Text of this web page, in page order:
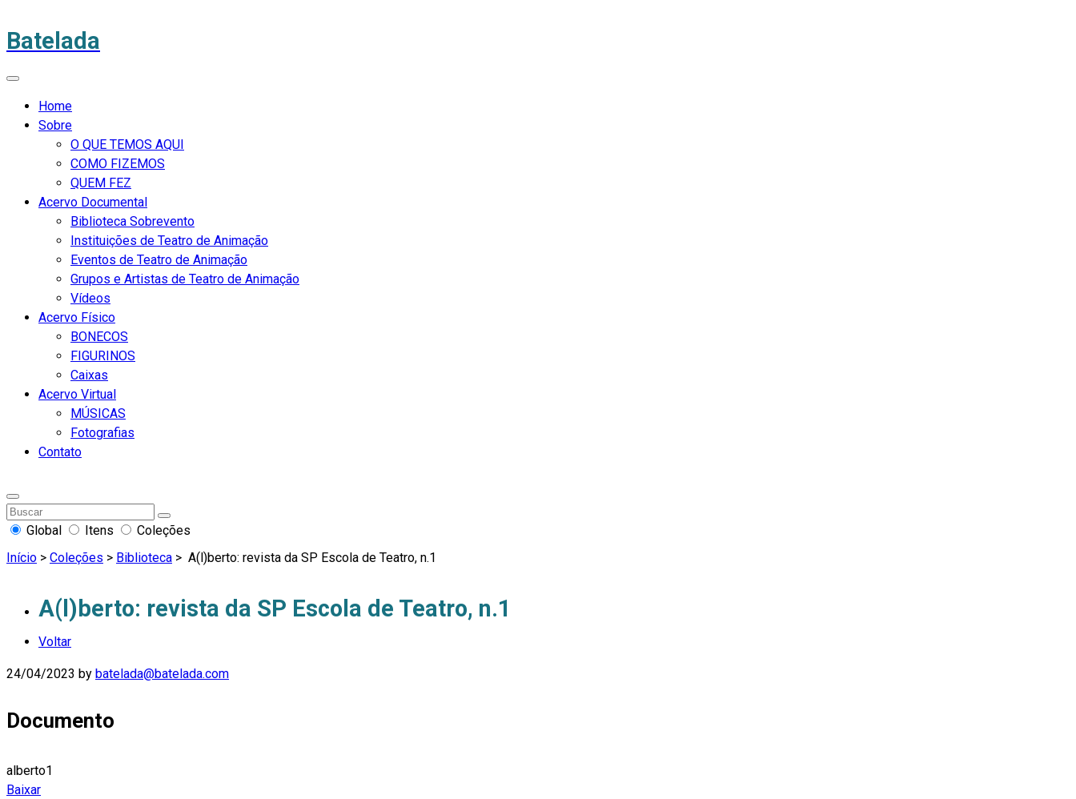
Batelada
Home
Sobre
O QUE TEMOS AQUI
COMO FIZEMOS
QUEM FEZ
Acervo Documental
Biblioteca Sobrevento
Instituições de Teatro de Animação
Eventos de Teatro de Animação
Grupos e Artistas de Teatro de Animação
Vídeos
Acervo Físico
BONECOS
FIGURINOS
Caixas
Acervo Virtual
MÚSICAS
Fotografias
Contato
Global Itens
Coleções
Início > Coleções > Biblioteca > A(l)berto: revista da SP Escola de Teatro, n.1
A(l)berto: revista da SP Escola de Teatro, n.1
Voltar
24/04/2023 by batelada@batelada.com
Documento
alberto1
Baixar